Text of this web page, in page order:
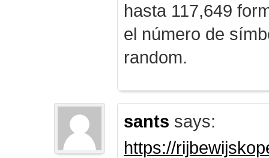
hasta 117,649
el número de
random.
sants says:
https://